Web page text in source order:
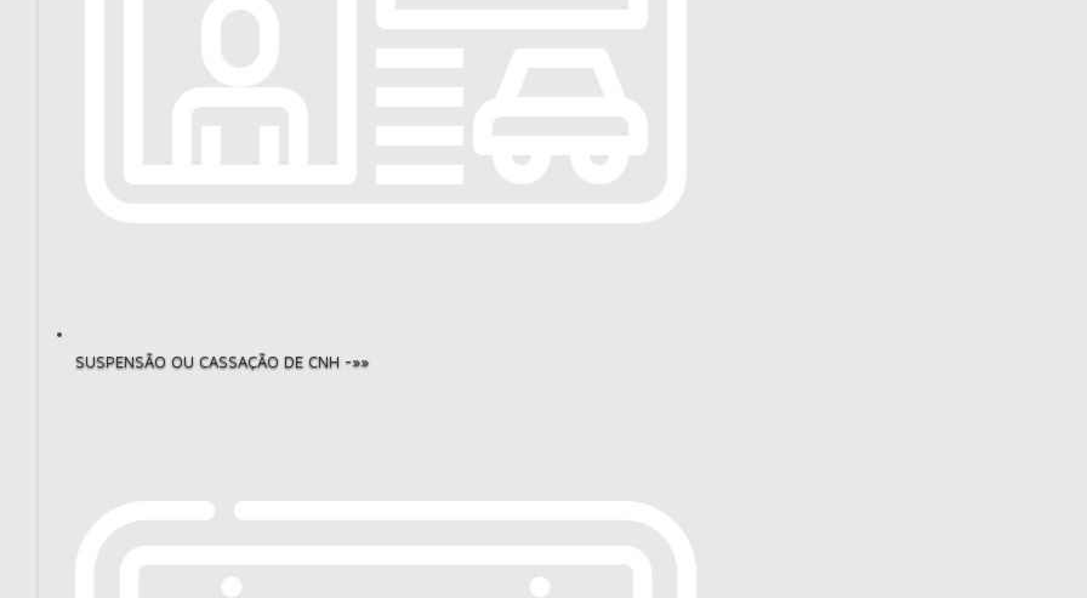
SUSPENSÃO OU CASSAÇÃO DE CNH -»»